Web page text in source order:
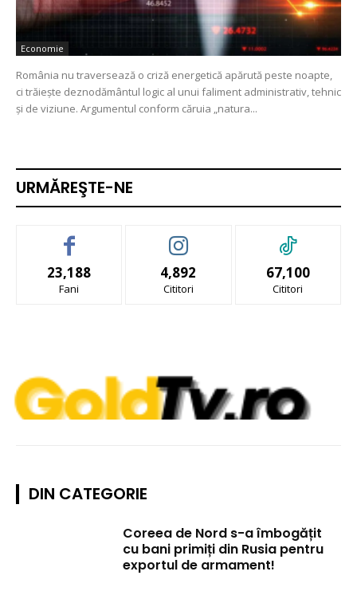
Economie
România nu traversează o criză energetică apărută peste noapte,
ci trăiește deznodământul logic al unui faliment administrativ, tehnic
și de viziune. Argumentul conform căruia „natura...
URMĂREŞTE-NE
23,188
Fani
4,892
Cititori
67,100
Cititori
DIN CATEGORIE
Coreea de Nord s-a îmbogățit
cu bani primiți din Rusia pentru
exportul de armament!